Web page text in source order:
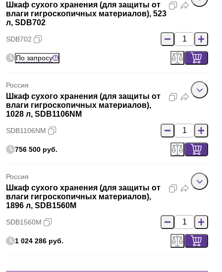
Шкаф сухого хранения (для защиты от
влаги гигроскопичных материалов), 523
л, SDB702
SDB702
По запросу
Россия
Шкаф сухого хранения (для защиты от
влаги гигроскопичных материалов),
1028 л, SDB1106NM
SDB1106NM
756 500 руб.
Россия
Шкаф сухого хранения (для защиты от
влаги гигроскопичных материалов),
1896 л, SDB1560M
SDB1560M
1 024 286 руб.